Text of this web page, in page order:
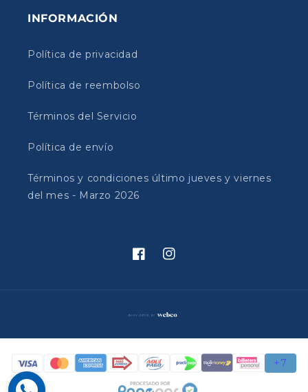
INFORMACIÓN
Política de privacidad
Política de reembolso
Términos del Servicio
Política de envío
Términos y condiciones último jueves y viernes
del mes - Marzo 2026
FacebookInstagram